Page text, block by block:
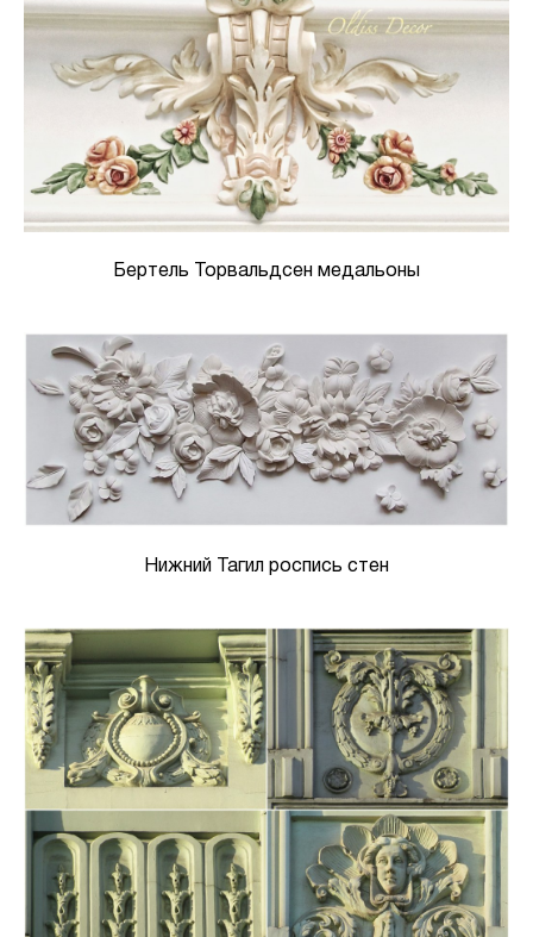
Бертель Торвальдсен медальоны
Нижний Тагил роспись стен